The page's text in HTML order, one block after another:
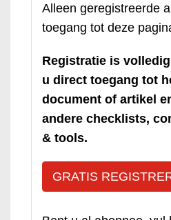
Alleen geregistreerde
toegang tot deze
Registratie is
u direct toegang tot
document of artikel
andere checklists,
& tools.
GRATIS